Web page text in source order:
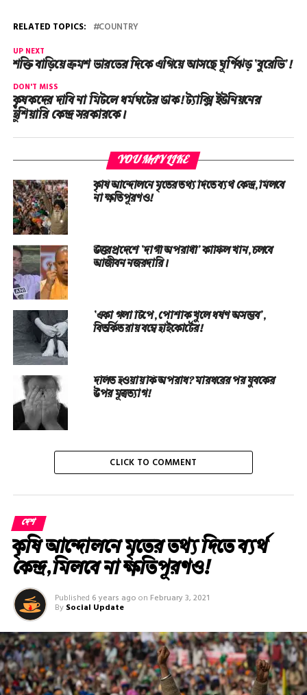
RELATED TOPICS: COUNTRY
UP NEXT
শক্তি বাড়িয়ে ক্রমশ ভারতের দিকে এগিয়ে আসছে ঘূর্ণিঝড় ‘বুরেভি’!
DON'T MISS
কৃষকদের দাবি না মিটলে ধর্মঘটের ডাক! ট্যাক্সি ইউনিয়নের
হুঁশিয়ারি কেন্দ্র সরকারকে।
YOU MAY LIKE
কৃষি আন্দোলনে মৃতের তথ‌্য দিতে ব্যর্থ কেন্দ্র, মিলবে
না ক্ষতিপূরণও!
উত্তরপ্রদেশে ‘দাগী অপরাধী’ কাফিল খান, চলবে
আজীবন নজরদারি।
‘একা গলা টিপে, পোশাক খুলে ধর্ষণ অসম্ভব’,
বিতর্কিত রায় বম্বে হাইকোর্টের!
দলিত হওয়ায় কি অপরাধ? মারধরের পর যুবকের
উপর মূত্রত্যাগ!
CLICK TO COMMENT
দেশ
কৃষি আন্দোলনে মৃতের তথ‌্য দিতে ব্যর্থ
কেন্দ্র, মিলবে না ক্ষতিপূরণও!
Published 6 years ago on February 3, 2021
By Social Update